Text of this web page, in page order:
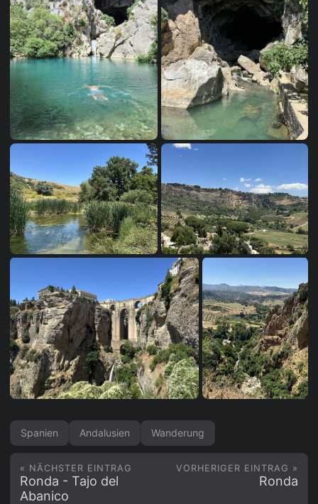
Spanien Andalusien Wanderung
« NÄCHSTER EINTRAG
Ronda - Tajo del
Abanico
VORHERIGER EINTRAG »
Ronda